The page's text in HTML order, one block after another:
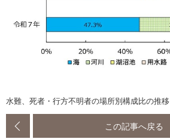
水難、死者・行方不明者の場所別構成比の推移
この記事へ戻る